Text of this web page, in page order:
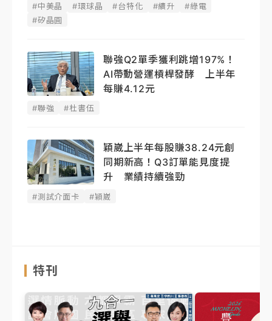
#中美晶 #環球晶 #台特化 #續升
#綠電
#矽晶圓
聯強Q2單季獲利跳增197%！
AI帶動營運槓桿發酵 上半年
每賺4.12元
#聯強 #杜書伍
穎崴上半年每股賺38.24元創
同期新高！Q3訂單能見度提
升 業績持續強勁
#測試介面卡 #穎崴
特刊